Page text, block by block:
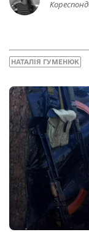
НАТАЛІЯ ГУМЕНЮК